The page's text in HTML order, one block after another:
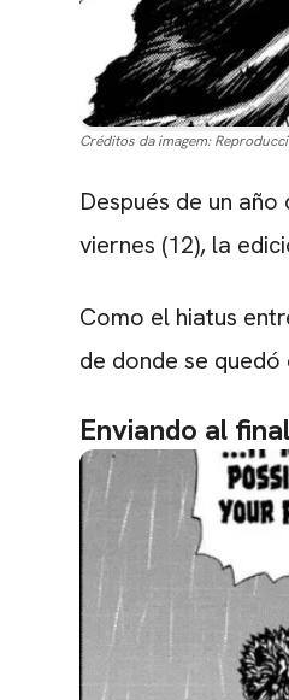
Créditos da imagem:
Después de un
viernes (12), la
Como el hiatus
de donde se
Enviando al final